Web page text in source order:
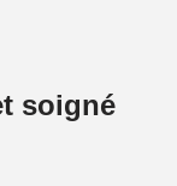
soigné